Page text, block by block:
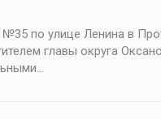
по улице Ленина в
главы округа